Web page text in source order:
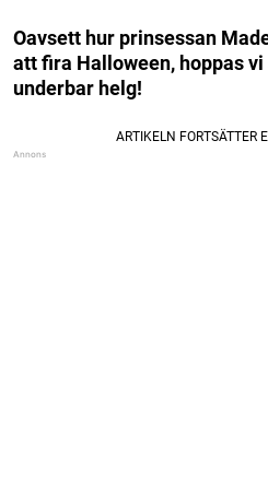
Oavsett hur prinsessan
att fira Halloween, hoppas
underbar helg!